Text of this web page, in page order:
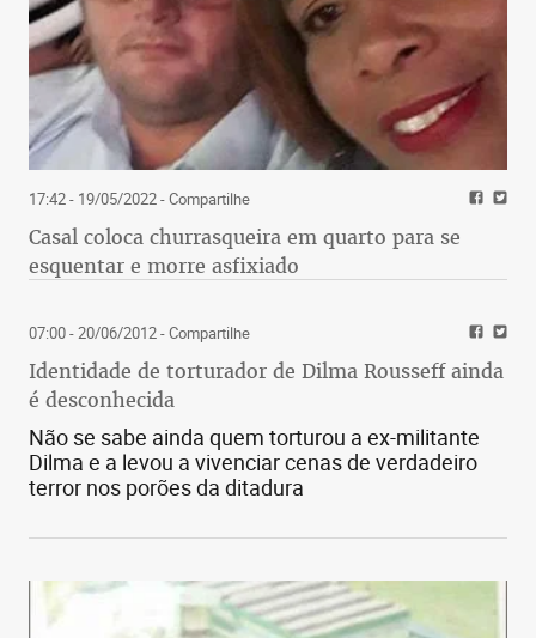
17:42 - 19/05/2022- Compartilhe
Casal coloca churrasqueira em quarto para se
esquentar e morre asfixiado
07:00 - 20/06/2012- Compartilhe
Identidade de torturador de Dilma Rousseff ainda
é desconhecida
Não se sabe ainda quem torturou a ex-militante
Dilma e a levou a vivenciar cenas de verdadeiro
terror nos porões da ditadura